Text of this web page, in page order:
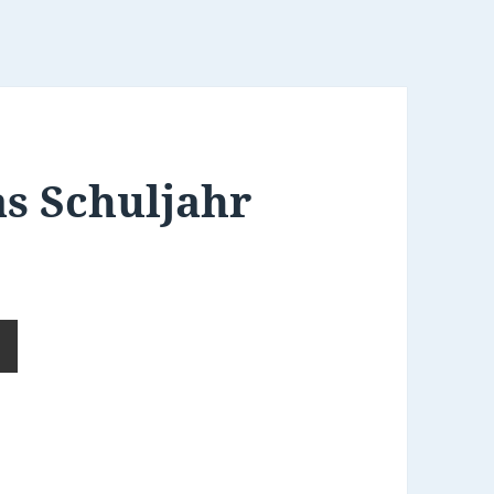
Schuljahr